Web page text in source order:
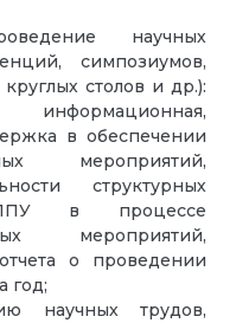
научных
симпозиумов,
столов и др.):
в обеспечении
мероприятий,
структурных
в процессе
мероприятий,
о проведении
год;
научных трудов,